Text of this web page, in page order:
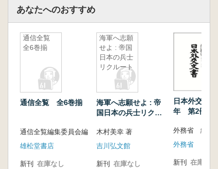
あなたへのおすすめ
通信全覧
全6巻揃
通信全覧 全6巻揃
通信全覧編集委員会編
雄松堂書店
新刊 在庫なし
海軍へ志願
せよ : 帝国
日本の兵士
リクルート
海軍へ志願せよ : 帝
国日本の兵士リクル
木村美幸 著
吉川弘文館
新刊 在庫なし
日本外交文
年 第2冊
外務省 編纂
外務省
新刊 在庫なし